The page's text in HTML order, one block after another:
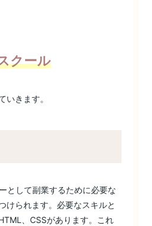
クール
いきます。
として副業するために必要な
けられます。必要なスキルと
、CSSがあります。これ